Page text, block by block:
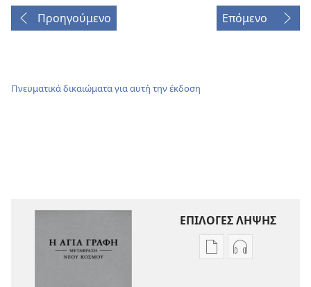
Προηγούμενο Επόμενο
Πνευματικά δικαιώματα για αυτή την έκδοση
ΕΠΙΛΟΓΕΣ ΛΗΨΗΣ
ΕπιλογέςΕπιλογές